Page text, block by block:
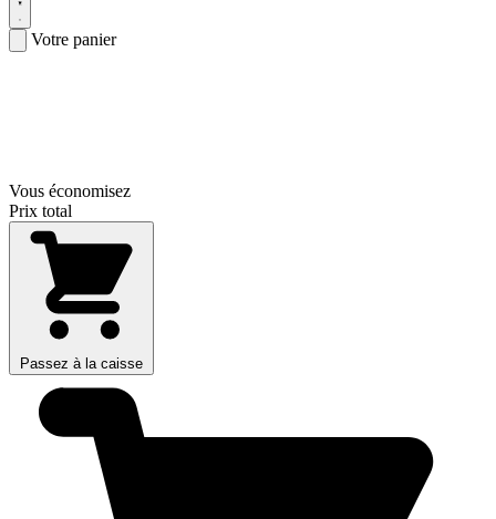
Votre panier
Vous économisez
Prix total
Passez à la caisse